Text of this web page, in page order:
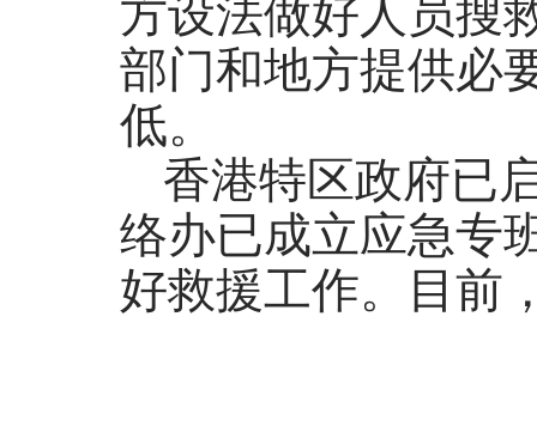
方设法做好人员搜
部门和地方提供必
低。
香港特区政府已
络办已成立应急专
好救援工作。目前